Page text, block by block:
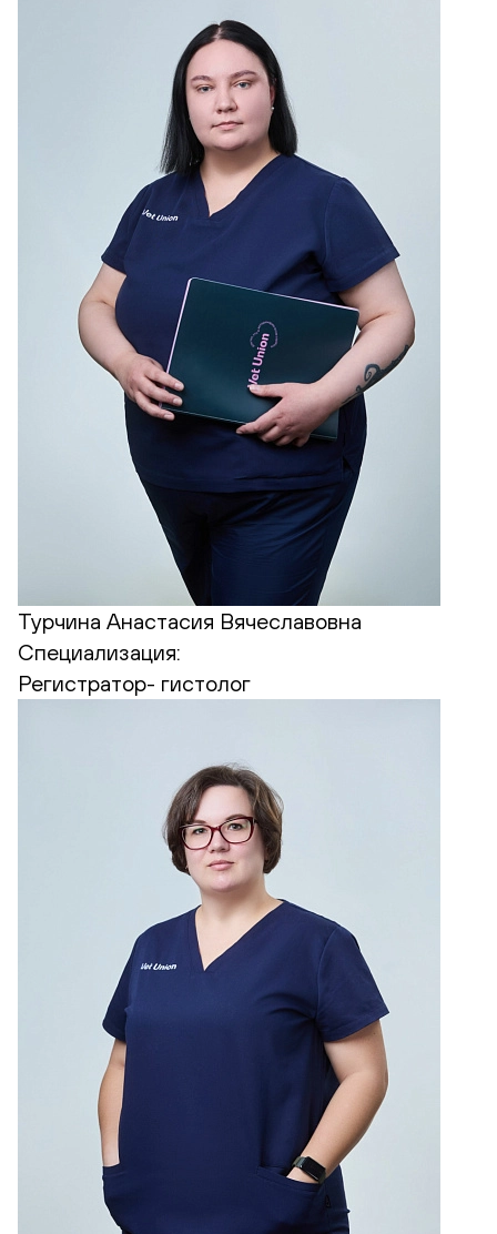
Турчина Анастасия Вячеславовна
Специализация:
Регистратор- гистолог